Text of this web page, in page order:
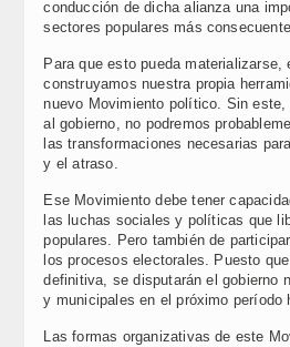
conducción de dicha alianza una
sectores populares más
Para que esto pueda materializarse,
construyamos nuestra propia
nuevo Movimiento político. Sin este,
al gobierno, no podremos
las transformaciones necesarias
y el atraso.
Ese Movimiento debe tener
las luchas sociales y políticas que
populares. Pero también de
los procesos electorales. Puesto
definitiva, se disputarán el gobierno
y municipales en el próximo período
Las formas organizativas de este